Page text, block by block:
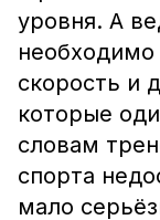
уровня. А
скорость и
которые
словам
спорта
мало